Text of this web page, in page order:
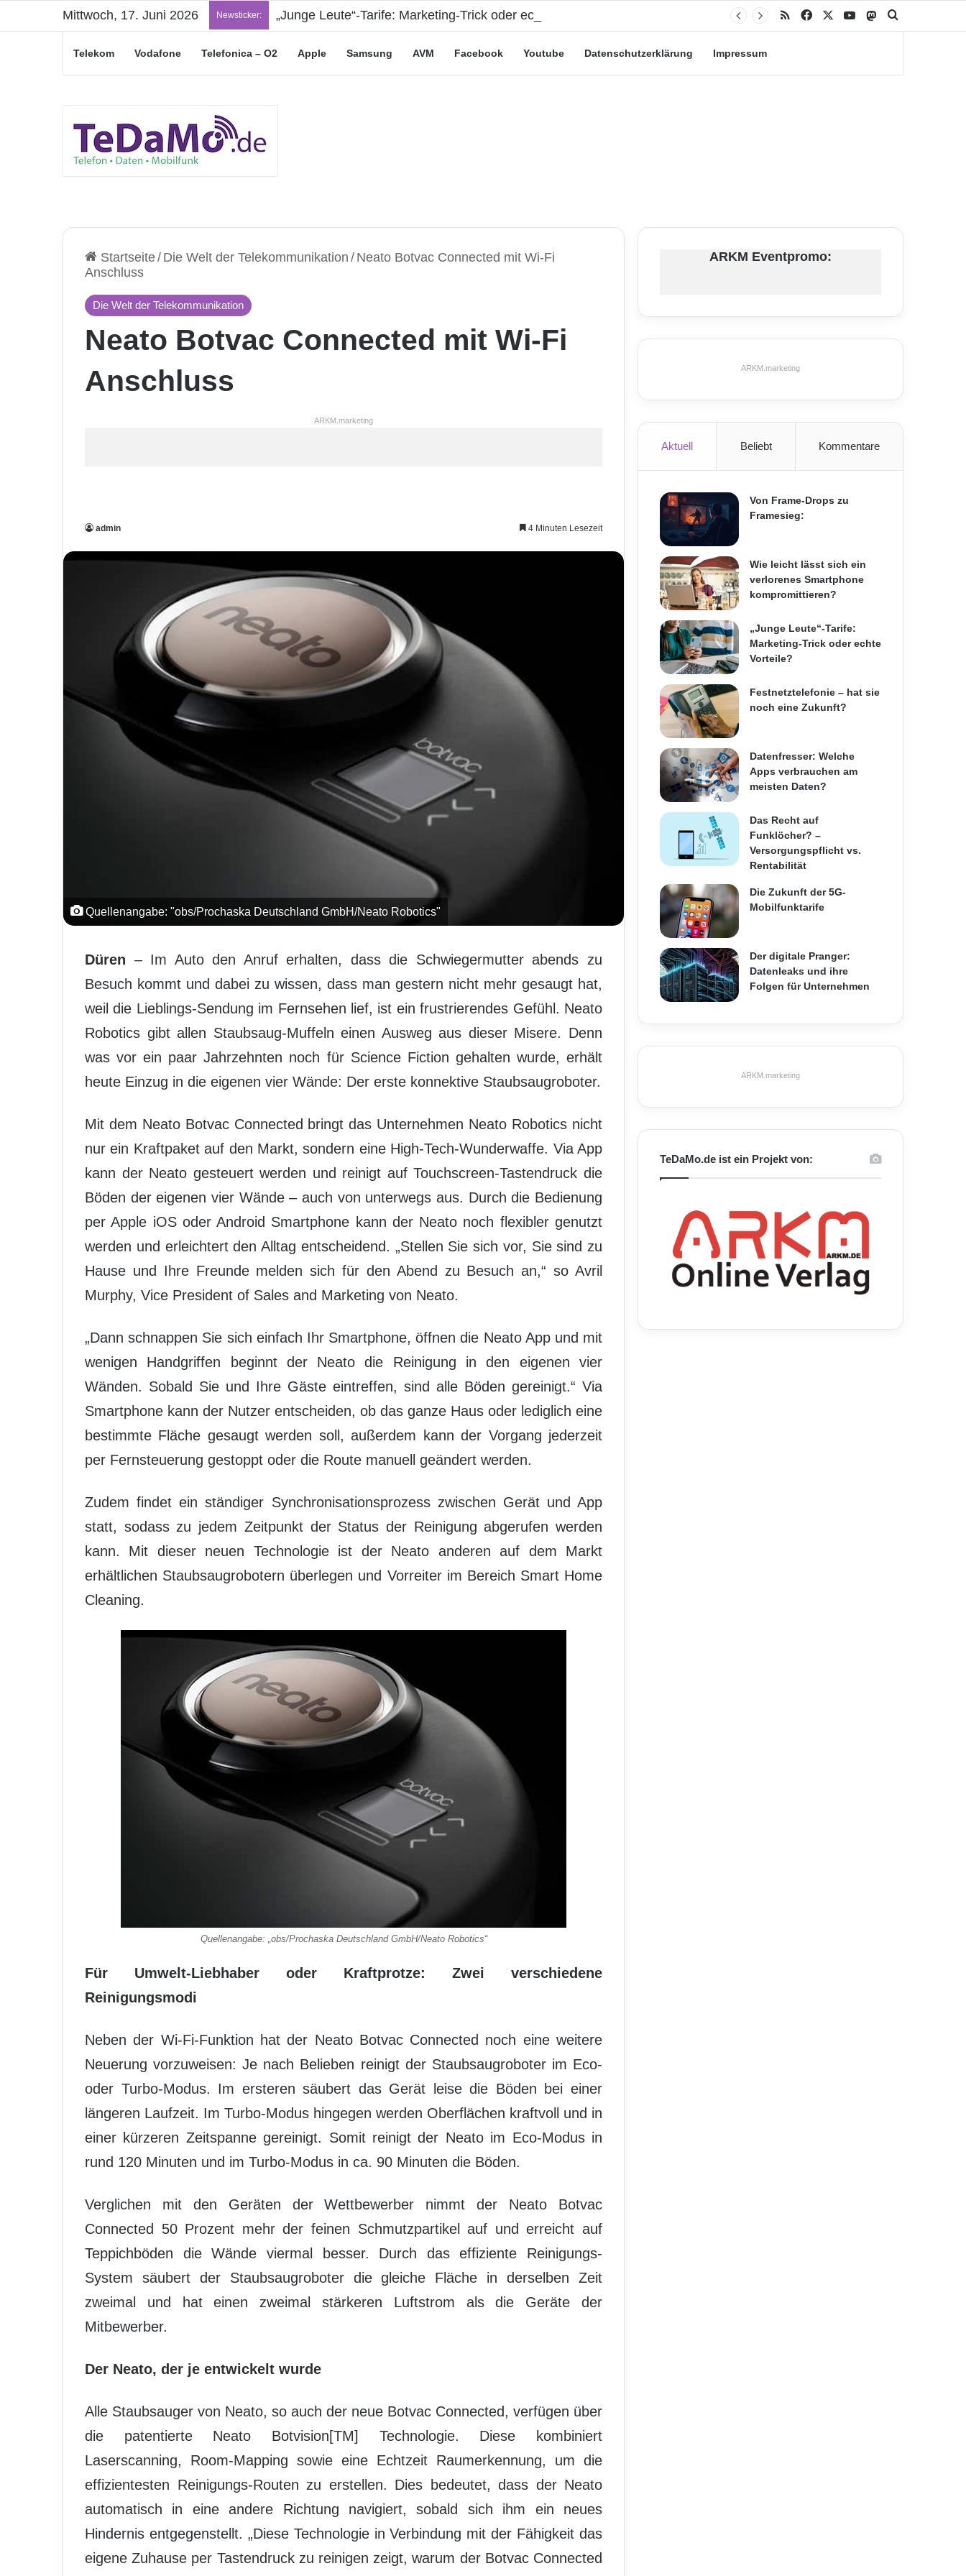
Mittwoch, 17. Juni 2026 Newsticker: „Junge Leute“-Tarife: Marketing-Trick oder echte Vorteile? RSS Facebook YouTubeMastodon
Telekom Vodafone Telefonica – O2 Apple Samsung AVM Facebook Youtube Datenschutzerklärung Impressum
Startseite/ Die Welt der Telekommunikation / Neato Botvac Connected mit Wi-Fi
Anschluss
Die Welt der Telekommunikation
Neato Botvac Connected mit Wi-Fi
Anschluss
ARKM.marketing
admin 4 Minuten Lesezeit
Quellenangabe: "obs/Prochaska Deutschland GmbH/Neato Robotics"
Düren – Im Auto den Anruf erhalten, dass die Schwiegermutter abends zu
Besuch kommt und dabei zu wissen, dass man gestern nicht mehr gesaugt hat,
weil die Lieblings-Sendung im Fernsehen lief, ist ein frustrierendes Gefühl. Neato
Robotics gibt allen Staubsaug-Muffeln einen Ausweg aus dieser Misere. Denn
was vor ein paar Jahrzehnten noch für Science Fiction gehalten wurde, erhält
heute Einzug in die eigenen vier Wände: Der erste konnektive Staubsaugroboter.
Mit dem Neato Botvac Connected bringt das Unternehmen Neato Robotics nicht
nur ein Kraftpaket auf den Markt, sondern eine High-Tech-Wunderwaffe. Via App
kann der Neato gesteuert werden und reinigt auf Touchscreen-Tastendruck die
Böden der eigenen vier Wände – auch von unterwegs aus. Durch die Bedienung
per Apple iOS oder Android Smartphone kann der Neato noch flexibler genutzt
werden und erleichtert den Alltag entscheidend. „Stellen Sie sich vor, Sie sind zu
Hause und Ihre Freunde melden sich für den Abend zu Besuch an,“ so Avril
Murphy, Vice President of Sales and Marketing von Neato.
„Dann schnappen Sie sich einfach Ihr Smartphone, öffnen die Neato App und mit
wenigen Handgriffen beginnt der Neato die Reinigung in den eigenen vier
Wänden. Sobald Sie und Ihre Gäste eintreffen, sind alle Böden gereinigt.“ Via
Smartphone kann der Nutzer entscheiden, ob das ganze Haus oder lediglich eine
bestimmte Fläche gesaugt werden soll, außerdem kann der Vorgang jederzeit
per Fernsteuerung gestoppt oder die Route manuell geändert werden.
Zudem findet ein ständiger Synchronisationsprozess zwischen Gerät und App
statt, sodass zu jedem Zeitpunkt der Status der Reinigung abgerufen werden
kann. Mit dieser neuen Technologie ist der Neato anderen auf dem Markt
erhältlichen Staubsaugrobotern überlegen und Vorreiter im Bereich Smart Home
Cleaning.
Quellenangabe: „obs/Prochaska Deutschland GmbH/Neato Robotics“
Für Umwelt-Liebhaber oder Kraftprotze: Zwei verschiedene
Reinigungsmodi
Neben der Wi-Fi-Funktion hat der Neato Botvac Connected noch eine weitere
Neuerung vorzuweisen: Je nach Belieben reinigt der Staubsaugroboter im Eco-
oder Turbo-Modus. Im ersteren säubert das Gerät leise die Böden bei einer
längeren Laufzeit. Im Turbo-Modus hingegen werden Oberflächen kraftvoll und in
einer kürzeren Zeitspanne gereinigt. Somit reinigt der Neato im Eco-Modus in
rund 120 Minuten und im Turbo-Modus in ca. 90 Minuten die Böden.
Verglichen mit den Geräten der Wettbewerber nimmt der Neato Botvac
Connected 50 Prozent mehr der feinen Schmutzpartikel auf und erreicht auf
Teppichböden die Wände viermal besser. Durch das effiziente Reinigungs-
System säubert der Staubsaugroboter die gleiche Fläche in derselben Zeit
zweimal und hat einen zweimal stärkeren Luftstrom als die Geräte der
Mitbewerber.
Der Neato, der je entwickelt wurde
Alle Staubsauger von Neato, so auch der neue Botvac Connected, verfügen über
die patentierte Neato Botvision[TM] Technologie. Diese kombiniert
Laserscanning, Room-Mapping sowie eine Echtzeit Raumerkennung, um die
effizientesten Reinigungs-Routen zu erstellen. Dies bedeutet, dass der Neato
automatisch in eine andere Richtung navigiert, sobald sich ihm ein neues
Hindernis entgegenstellt. „Diese Technologie in Verbindung mit der Fähigkeit das
eigene Zuhause per Tastendruck zu reinigen zeigt, warum der Botvac Connected
ARKM Eventpromo:
ARKM.marketing
Aktuell Beliebt Kommentare
Von Frame-Drops zu
Framesieg:
Wie leicht lässt sich ein
verlorenes Smartphone
kompromittieren?
„Junge Leute“-Tarife:
Marketing-Trick oder echte
Vorteile?
Festnetztelefonie – hat sie
noch eine Zukunft?
Datenfresser: Welche
Apps verbrauchen am
meisten Daten?
Das Recht auf
Funklöcher? –
Versorgungspflicht vs.
Rentabilität
Die Zukunft der 5G-
Mobilfunktarife
Der digitale Pranger:
Datenleaks und ihre
Folgen für Unternehmen
ARKM.marketing
TeDaMo.de ist ein Projekt von: